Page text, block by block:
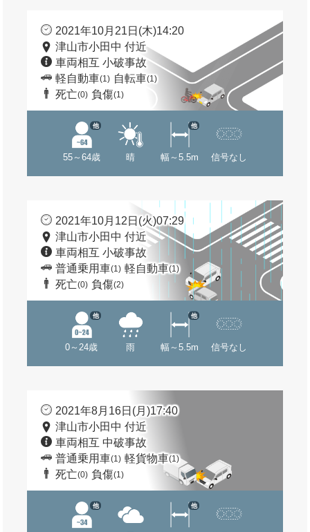
2021年10月21日(木)14:20
津山市小田中 付近
車両相互 小破事故
軽自動車(1) 自転車(1)
死亡(0) 負傷(1)
55～64歳
他
晴 幅～5.5m
他
信号なし
2021年10月12日(火)07:29
津山市小田中 付近
車両相互 小破事故
普通乗用車(1) 軽自動車(1)
死亡(0) 負傷(2)
0～24歳
他
雨 幅～5.5m
他
信号なし
2021年8月16日(月)17:40
津山市小田中 付近
車両相互 中破事故
普通乗用車(1) 軽貨物車(1)
死亡(0) 負傷(1)
他 他